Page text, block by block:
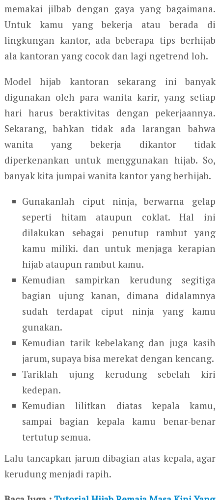
memakai jilbab dengan gaya yang bagaimana.
Untuk kamu yang bekerja atau berada di
lingkungan kantor, ada beberapa tips berhijab
ala kantoran yang cocok dan lagi ngetrend loh.
Model hijab kantoran sekarang ini banyak
digunakan oleh para wanita karir, yang setiap
hari harus beraktivitas dengan pekerjaannya.
Sekarang, bahkan tidak ada larangan bahwa
wanita yang bekerja dikantor tidak
diperkenankan untuk menggunakan hijab. So,
banyak kita jumpai wanita kantor yang berhijab.
Gunakanlah ciput ninja, berwarna gelap
seperti hitam ataupun coklat. Hal ini
dilakukan sebagai penutup rambut yang
kamu miliki. dan untuk menjaga kerapian
hijab ataupun rambut kamu.
Kemudian sampirkan kerudung segitiga
bagian ujung kanan, dimana didalamnya
sudah terdapat ciput ninja yang kamu
gunakan.
Kemudian tarik kebelakang dan juga kasih
jarum, supaya bisa merekat dengan kencang.
Tariklah ujung kerudung sebelah kiri
kedepan.
Kemudian lilitkan diatas kepala kamu,
sampai bagian kepala kamu benar-benar
tertutup semua.
Lalu tancapkan jarum dibagian atas kepala, agar
kerudung menjadi rapih.